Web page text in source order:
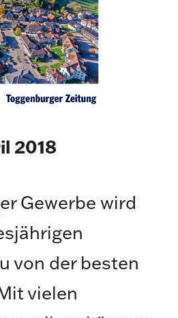
2018
Gewerbe wird
von der besten
vielen